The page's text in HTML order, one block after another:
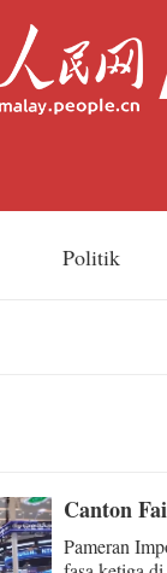
Politik
Canton
Pameran